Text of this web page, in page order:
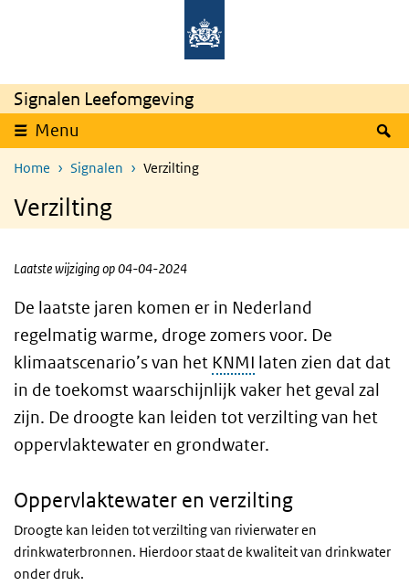
Overslaan en naar de inhoud gaan
Signalen Leefomgeving
Menu
Home Signalen Verzilting
Verzilting
Laatste wijziging op 04-04-2024
De laatste jaren komen er in Nederland
regelmatig warme, droge zomers voor. De
klimaatscenario’s van het KNMI laten zien dat dat
in de toekomst waarschijnlijk vaker het geval zal
zijn. De droogte kan leiden tot verzilting van het
oppervlaktewater en grondwater.
Oppervlaktewater en verzilting
Droogte kan leiden tot verzilting van rivierwater en
drinkwaterbronnen. Hierdoor staat de kwaliteit van drinkwater
onder druk.